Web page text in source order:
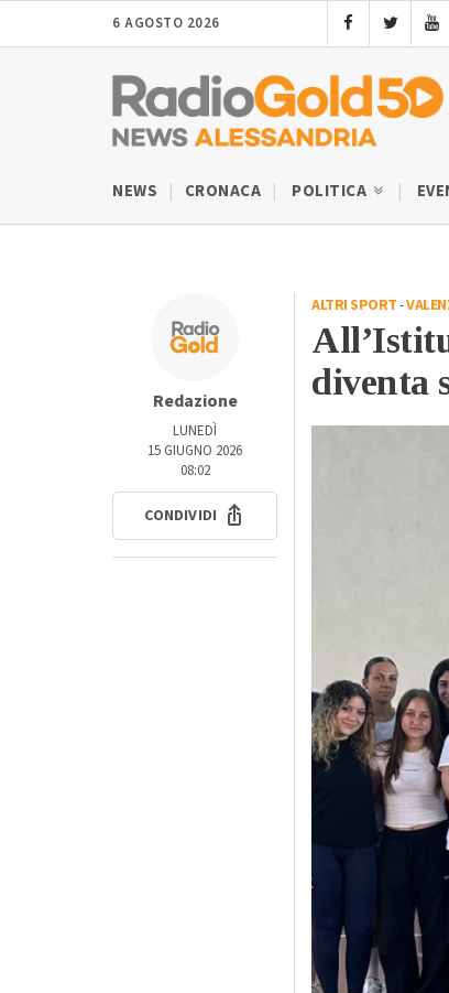
6 AGOSTO 2026
NEWS CRONACA POLITICA
Redazione
LUNEDÌ
15 GIUGNO 2026
08:02
CONDIVIDI
ALTRI SPORT-
diventa